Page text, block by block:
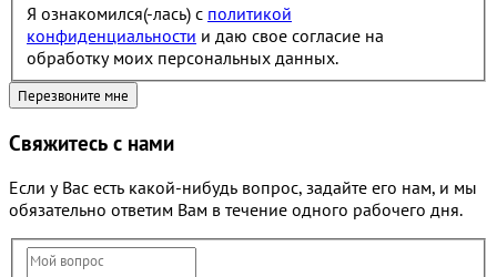
Я ознакомился(-лась) с политикой
конфиденциальности и даю свое согласие на
обработку моих персональных данных.
Свяжитесь с нами
Если у Вас есть какой-нибудь вопрос, задайте его нам, и мы
обязательно ответим Вам в течение одного рабочего дня.